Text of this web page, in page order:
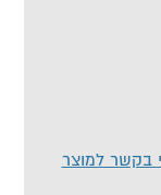
בקשר למוצר